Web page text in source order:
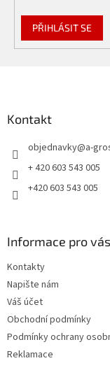
PŘIHLÁSIT SE
Kontakt
objednavky@a-
+ 420 603 543 005
+420 603 543 005
Informace pro vás
Kontakty
Napište nám
Váš účet
Obchodní podmínky
Podmínky ochrany
Reklamace